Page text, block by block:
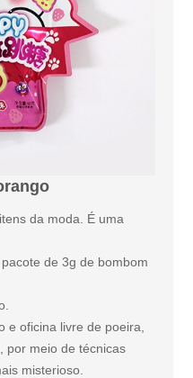
da moda. É uma
de 3g de bombom
e oficina livre de poeira,
por meio de técnicas
misterioso.